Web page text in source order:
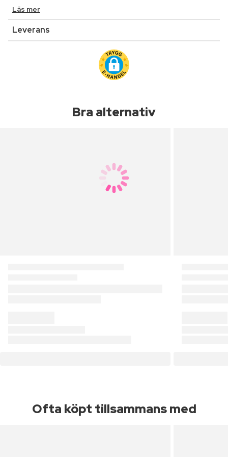
Läs mer
Leverans
Bra alternativ
Ofta köpt tillsammans med